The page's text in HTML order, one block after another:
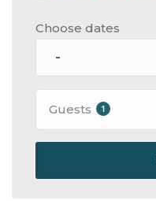
Choose dates
Guests 1